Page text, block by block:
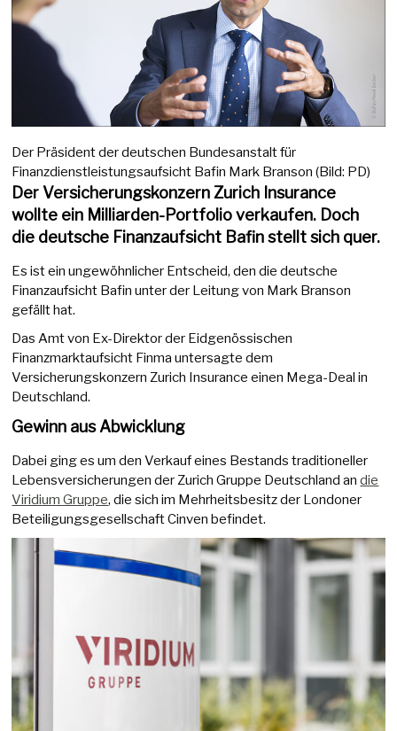
Der Präsident der deutschen Bundesanstalt für
Finanzdienstleistungsaufsicht Bafin Mark Branson (Bild: PD)
Der Versicherungskonzern Zurich Insurance
wollte ein Milliarden-Portfolio verkaufen. Doch
die deutsche Finanzaufsicht Bafin stellt sich quer.
Es ist ein ungewöhnlicher Entscheid, den die deutsche
Finanzaufsicht Bafin unter der Leitung von Mark Branson
gefällt hat.
Das Amt von Ex-Direktor der Eidgenössischen
Finanzmarktaufsicht Finma untersagte dem
Versicherungskonzern Zurich Insurance einen Mega-Deal in
Deutschland.
Gewinn aus Abwicklung
Dabei ging es um den Verkauf eines Bestands traditioneller
Lebensversicherungen der Zurich Gruppe Deutschland andie
Viridium Gruppe, die sich im Mehrheitsbesitz der Londoner
Beteiligungsgesellschaft Cinven befindet.